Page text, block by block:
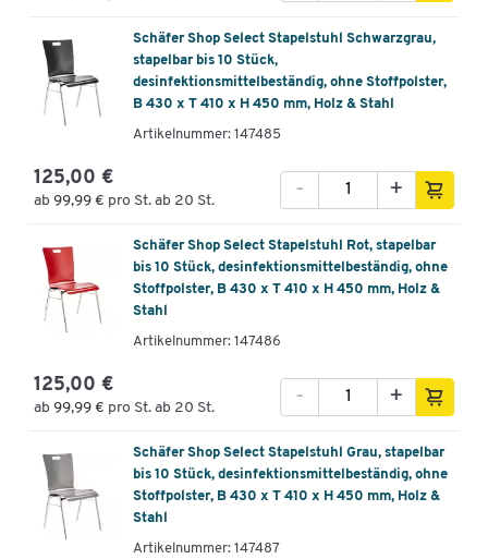
Schäfer Shop Select Stapelstuhl Schwarzgrau,
stapelbar bis 10 Stück,
desinfektionsmittelbeständig, ohne Stoffpolster,
B 430 x T 410 x H 450 mm, Holz & Stahl
Artikelnummer: 147485
125,00 €
ab 99,99 € pro St. ab 20 St.
+
-
Schäfer Shop Select Stapelstuhl Rot, stapelbar
bis 10 Stück, desinfektionsmittelbeständig, ohne
Stoffpolster, B 430 x T 410 x H 450 mm, Holz &
Stahl
Artikelnummer: 147486
125,00 €
ab 99,99 € pro St. ab 20 St.
+
-
Schäfer Shop Select Stapelstuhl Grau, stapelbar
bis 10 Stück, desinfektionsmittelbeständig, ohne
Stoffpolster, B 430 x T 410 x H 450 mm, Holz &
Stahl
Artikelnummer: 147487